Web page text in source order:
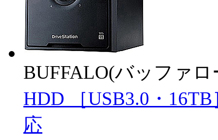
BUFFALO(バッファロ
HDD ［USB3.0・
応